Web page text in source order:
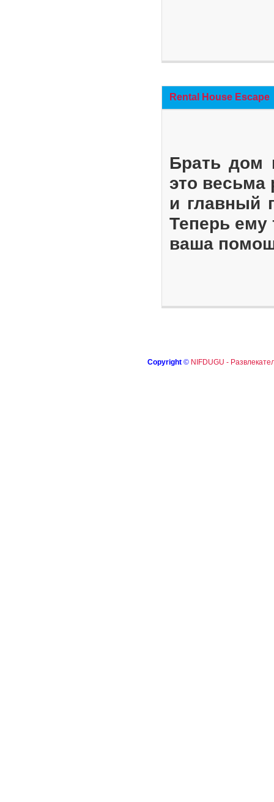
Rental House Escape
Брать дом
это весьма
и главный
Теперь ему
ваша
Copyright © NIFDUGU -